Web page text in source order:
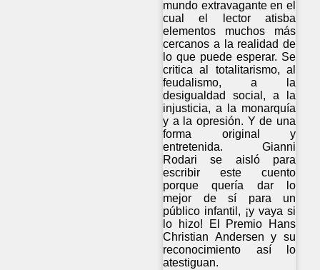
mundo extravagante en el
cual el lector atisba
elementos muchos más
cercanos a la realidad de
lo que puede esperar. Se
critica al totalitarismo, al
feudalismo, a la
desigualdad social, a la
injusticia, a la monarquía
y a la opresión. Y de una
forma original y
entretenida. Gianni
Rodari se aisló para
escribir este cuento
porque quería dar lo
mejor de sí para un
público infantil, ¡y vaya si
lo hizo! El Premio Hans
Christian Andersen y su
reconocimiento así lo
atestiguan.